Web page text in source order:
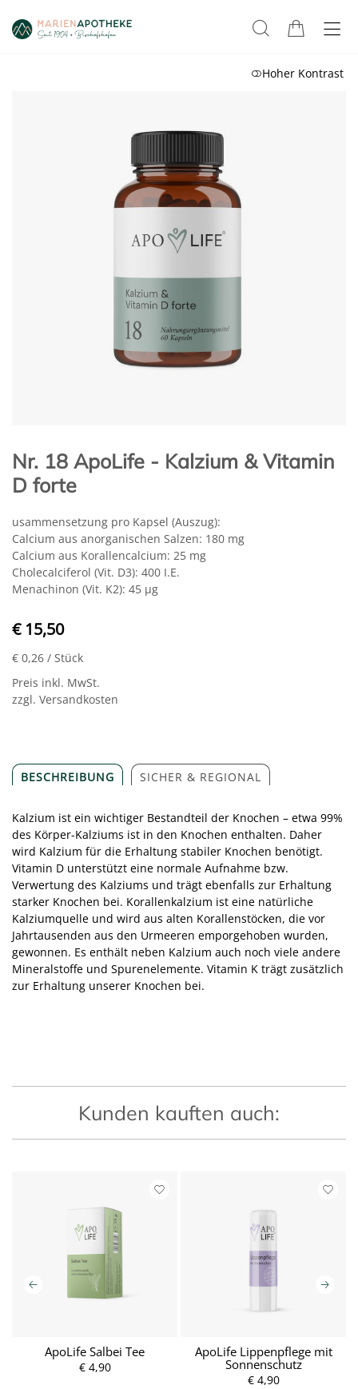
Hoher Kontrast
Nr. 18 ApoLife - Kalzium & Vitamin
D forte
usammensetzung pro Kapsel (Auszug):
Calcium aus anorganischen Salzen: 180 mg
Calcium aus Korallencalcium: 25 mg
Cholecalciferol (Vit. D3): 400 I.E.
Menachinon (Vit. K2): 45 μg
€ 15,50
€ 0,26 / Stück
Preis inkl. MwSt.
zzgl. Versandkosten
BESCHREIBUNG SICHER & REGIONAL
Kalzium ist ein wichtiger Bestandteil der Knochen – etwa 99%
des Körper-Kalziums ist in den Knochen enthalten. Daher
wird Kalzium für die Erhaltung stabiler Knochen benötigt.
Vitamin D unterstützt eine normale Aufnahme bzw.
Verwertung des Kalziums und trägt ebenfalls zur Erhaltung
starker Knochen bei. Korallenkalzium ist eine natürliche
Kalziumquelle und wird aus alten Korallenstöcken, die vor
Jahrtausenden aus den Urmeeren emporgehoben wurden,
gewonnen. Es enthält neben Kalzium auch noch viele andere
Mineralstoffe und Spurenelemente. Vitamin K trägt zusätzlich
zur Erhaltung unserer Knochen bei.
Kunden kauften auch:
ApoLife Salbei Tee
€ 4,90
ApoLife Lippenpflege mit
Sonnenschutz
€ 4,90